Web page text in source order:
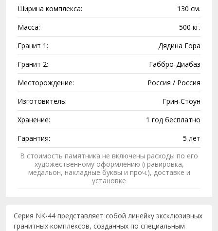
Ширина комплекса:
130 см.
Масса:
500 кг.
Гранит 1:
Дядина Гора
Гранит 2:
Габбро-Диабаз
Месторождение:
Россия / Россия
Изготовитель:
Грин-Стоун
Хранение:
1 год бесплатно
Гарантия:
5 лет
В стоимость памятника не включены расходы по его
художественному оформлению (гравировка,
медальон, накладные буквы и проч.), доставке и
установке
Серия NK-44 представляет собой линейку эксклюзивных
гранитных комплексов, созданных по специальным